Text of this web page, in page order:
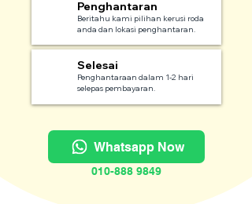
Penghantaran
Beritahu kami pilihan kerusi roda
anda dan lokasi penghantaran.
Selesai
Penghantaraan dalam 1-2 hari
selepas pembayaran.
Whatsapp Now
010-888 9849